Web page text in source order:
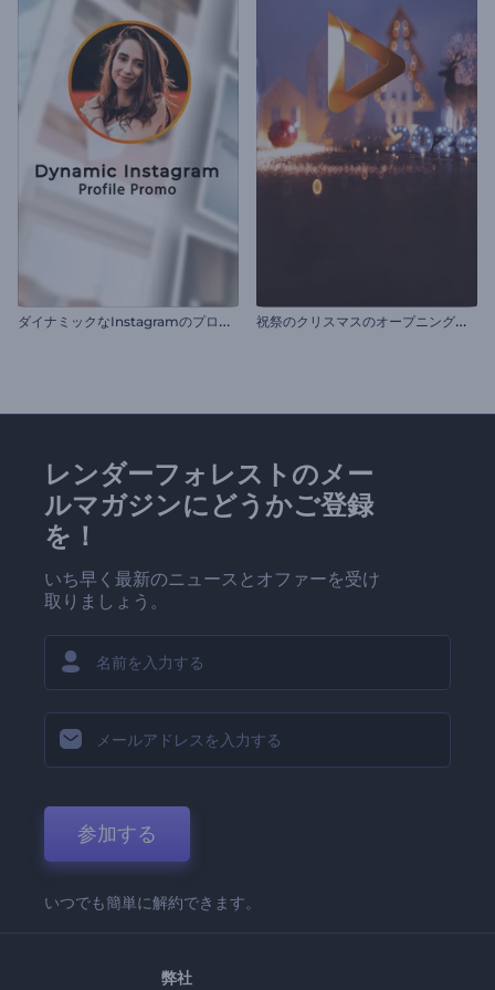
ダ
イナミックなInstagramのプロフィール用の動画 祝
祭のクリスマスのオープニング動画
レンダーフォレストのメー
ルマガジンにどうかご登録
を！
いち早く最新のニュースとオファーを受け
取りましょう。
参加する
いつでも簡単に解約できます。
弊社